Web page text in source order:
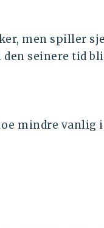
men spiller
seinere tid
mindre vanlig